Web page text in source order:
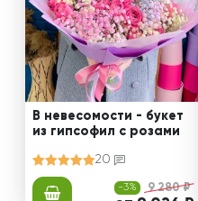
В невесомости - букет
из гипсофил с розами
20
-3% 9 280 ₽